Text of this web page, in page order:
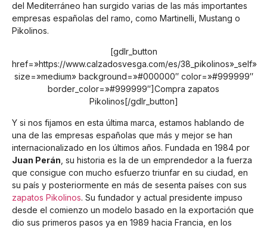
del Mediterráneo han surgido varias de las más importantes
empresas españolas del ramo, como Martinelli, Mustang o
Pikolinos.
[gdlr_button
href=»https://www.calzadosvesga.com/es/38_pikolinos»_self»
size=»medium» background=»#000000″ color=»#999999″
border_color=»#999999″]Compra zapatos
Pikolinos[/gdlr_button]
Y si nos fijamos en esta última marca, estamos hablando de
una de las empresas españolas que más y mejor se han
internacionalizado en los últimos años. Fundada en 1984 por
Juan Perán , su historia es la de un emprendedor a la fuerza
que consigue con mucho esfuerzo triunfar en su ciudad, en
su país y posteriormente en más de sesenta países con sus
zapatos Pikolinos. Su fundador y actual presidente impuso
desde el comienzo un modelo basado en la exportación que
dio sus primeros pasos ya en 1989 hacia Francia, en los